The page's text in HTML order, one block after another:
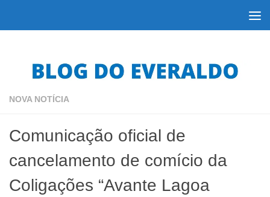
NOVA NOTÍCIA
Comunicação oficial de
cancelamento de comício da
Coligações “Avante Lagoa